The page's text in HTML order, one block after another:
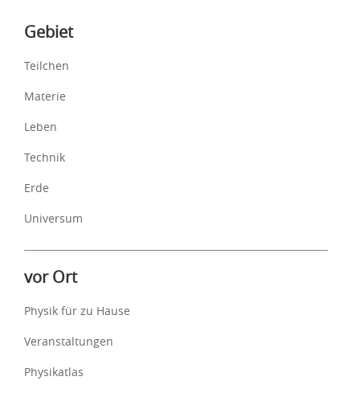
Inhalte
Gebiet
Teilchen
Materie
Leben
Technik
Erde
Universum
vor Ort
Physik für zu Hause
Veranstaltungen
Physikatlas